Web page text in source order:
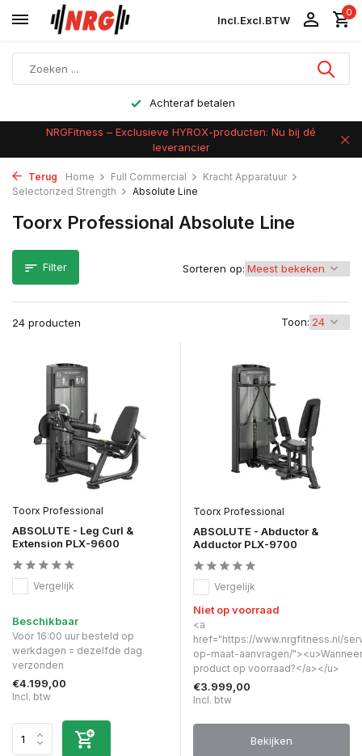
Incl.Excl.BTW
0
Achteraf betalen
NRGFitness – Exclusieve HYROX-producten: Nu bij dé
leverancier
Terug Home Full Commercial
Kracht Apparatuur
Selectorized Strength
Absolute Line
Toorx Professional Absolute Line
Filter
24 producten Toon:
Sorteren op:
Toorx Professional
ABSOLUTE - Leg Curl &
Extension PLX-9600
Vergelijk
Beschikbaar
Voor 16:00 uur besteld op
werkdagen = dezelfde dag
verzonden
€4.199,00
Incl. btw
Toorx Professional
ABSOLUTE - Abductor &
Adductor PLX-9700
Vergelijk
Niet op voorraad
<a
href="https://www.nrgfitness.nl/
op-maat-aanvragen/
product op voorraad?</a></u>
€3.999,00
Incl. btw
Bekijken